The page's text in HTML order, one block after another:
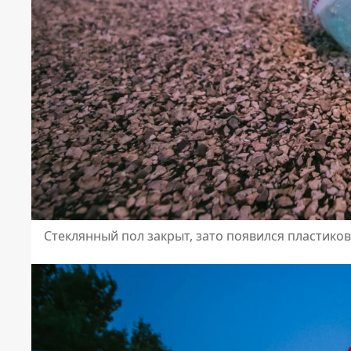
Стеклянный пол закрыт, зато появился